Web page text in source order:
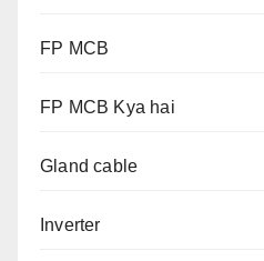
FP MCB
FP MCB Kya hai
Gland cable
Inverter